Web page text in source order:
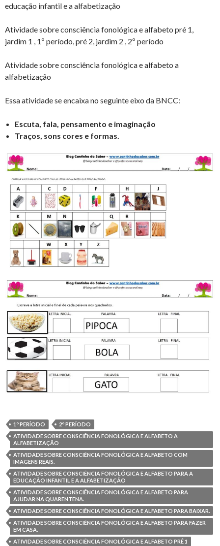
educação infantil e a alfabetização
Atividade sobre consciência fonológica e alfabeto pré 1,
jardim 1 , 1º período, pré 2, jardim 2 , 2º período
Atividade sobre consciência fonológica e alfabeto a
alfabetização
Essa atividade se encaixa no seguinte eixo da BNCC:
Escuta, fala, pensamento e imaginação
Traços, sons cores e formas.
1º PERÍODO
2º PERÍODO
ATIVIDADE SOBRE CONSCIÊNCIA FONOLÓGICA E ALFABETO A
ALFABETIZAÇÃO
ATIVIDADE SOBRE CONSCIÊNCIA FONOLÓGICA E ALFABETO COM
IMAGENS REAIS.
ATIVIDADE SOBRE CONSCIÊNCIA FONOLÓGICA E ALFABETO PARA A
EDUCAÇÃO INFANTIL E A ALFABETIZAÇÃO
ATIVIDADE SOBRE CONSCIÊNCIA FONOLÓGICA E ALFABETO PARA
AJUDAR NA QUARENTENA.
ATIVIDADE SOBRE CONSCIÊNCIA FONOLÓGICA E ALFABETO PARA BAIXAR.
ATIVIDADE SOBRE CONSCIÊNCIA FONOLÓGICA E ALFABETO PARA FAZER
EM CASA.
ATIVIDADE SOBRE CONSCIÊNCIA FONOLÓGICA E ALFABETO PRÉ 1